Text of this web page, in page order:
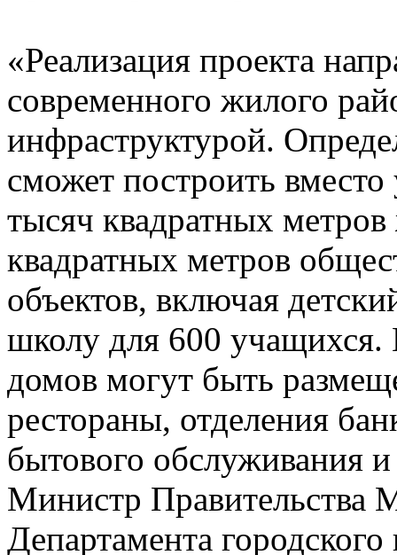
«Реализация проекта
современного жилого
инфраструктурой.
сможет построить
тысяч квадратных
квадратных метров
объектов, включая
школу для 600
домов могут быть
рестораны, отделения
бытового обслуживания
Министр Правительства
Департамента